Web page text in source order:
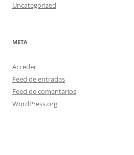
Uncategorized
META
Acceder
Feed de entradas
Feed de comentarios
WordPress.org